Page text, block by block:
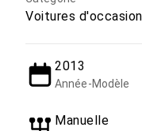
Voitures
2013
Année-Modèle
Manuelle